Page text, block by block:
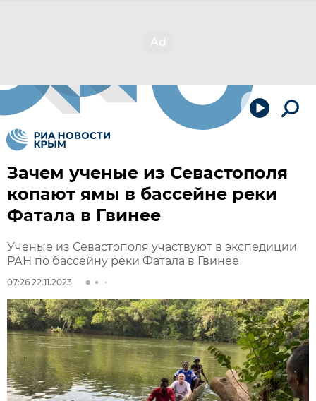
Зачем ученые из Севастополя
копают ямы в бассейне реки
Фатала в Гвинее
Ученые из Севастополя участвуют в экспедиции
РАН по бассейну реки Фатала в Гвинее
07:26 22.11.2023